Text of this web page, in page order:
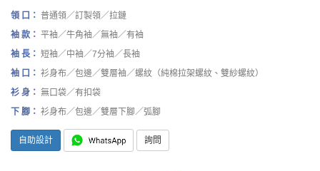
領 口： 普通領／訂製領／拉鏈
袖 款： 平袖／牛角袖／無袖／有袖
袖 長： 短袖／中袖／7分袖／長袖
袖 口： 衫身布／包邊／雙層袖／螺紋（純棉拉架螺紋、雙紗螺紋）
衫 身： 無口袋／有扣袋
下 腳： 衫身布／包邊／雙層下腳／弧腳
自助設計 詢問